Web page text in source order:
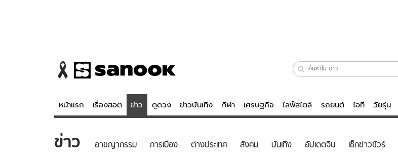
หน้าแรก เรื่องฮอต ข่าว ดูดวง ข่าวบันเทิง กีฬา เศรษฐกิจ ไลฟ์สไตล์ รถยนต์ ไอที วัยรุ่น
ข่าว ดูดวง - ตรวจหวย ไลฟ์สไตล์
ข่าว อาชญากรรม การเมือง ต่างประเทศ สังคม บันเทิง อัปเดตจีน เช็กข่าวชัวร์